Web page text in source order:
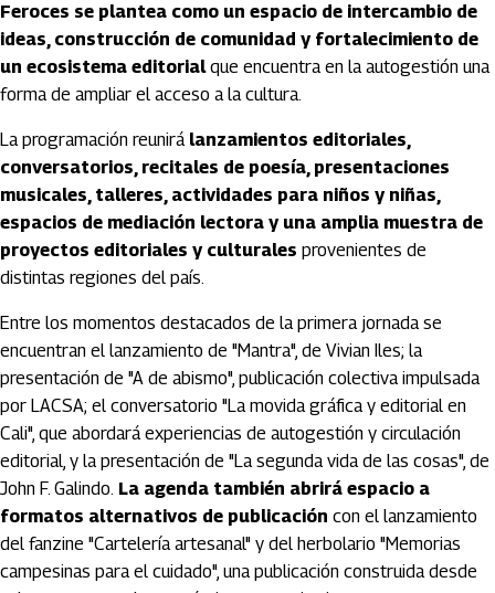
Feroces se plantea como un espacio de intercambio de
ideas, construcción de comunidad y fortalecimiento de
un ecosistema editorialque encuentra en la autogestión una
forma de ampliar el acceso a la cultura.
La programación reunirálanzamientos editoriales,
conversatorios, recitales de poesía, presentaciones
musicales, talleres, actividades para niños y niñas,
espacios de mediación lectora y una amplia muestra de
proyectos editoriales y culturales provenientes de
distintas regiones del país.
Entre los momentos destacados de la primera jornada se
encuentran el lanzamiento de "Mantra", de Vivian Iles; la
presentación de "A de abismo", publicación colectiva impulsada
por LACSA; el conversatorio "La movida gráfica y editorial en
Cali", que abordará experiencias de autogestión y circulación
editorial, y la presentación de "La segunda vida de las cosas", de
John F. Galindo. La agenda también abrirá espacio a
formatos alternativos de publicación con el lanzamiento
del fanzine "Cartelería artesanal" y del herbolario "Memorias
campesinas para el cuidado", una publicación construida desde